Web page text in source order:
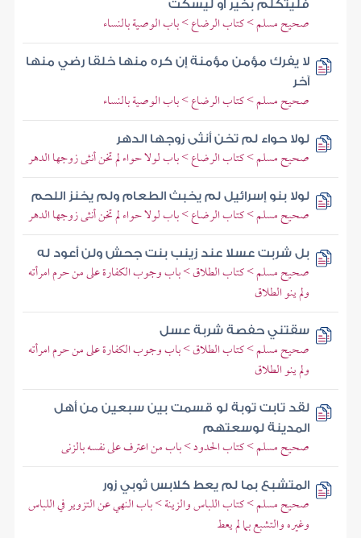
فليتكلم بخير أو ليسكت
صحيح مسلم > كتاب الرضاع > باب الوصية بالنساء
لا يفرك مؤمن مؤمنة إن كره منها خلقا رضي منها
آخر
صحيح مسلم > كتاب الرضاع > باب الوصية بالنساء
لولا حواء لم تخن أنثى زوجها الدهر
صحيح مسلم > كتاب الرضاع > باب لولا حواء لم تخن أنثى زوجها الدهر
لولا بنو إسرائيل لم يخبث الطعام ولم يخنز اللحم
صحيح مسلم > كتاب الرضاع > باب لولا حواء لم تخن أنثى زوجها الدهر
بل شربت عسلا عند زينب بنت جحش ولن أعود له
صحيح مسلم > كتاب الطلاق > باب وجوب الكفارة على من حرم امرأته
ولم ينو الطلاق
سقتني حفصة شربة عسل
صحيح مسلم > كتاب الطلاق > باب وجوب الكفارة على من حرم امرأته
ولم ينو الطلاق
لقد تابت توبة لو قسمت بين سبعين من أهل
المدينة لوسعتهم
صحيح مسلم > كتاب الحدود > باب من اعترف على نفسه بالزنى
المتشبع بما لم يعط كلابس ثوبي زور
صحيح مسلم > كتاب اللباس والزينة > باب النهي عن التزوير في اللباس
وغيره والتشبع بما لم يعط